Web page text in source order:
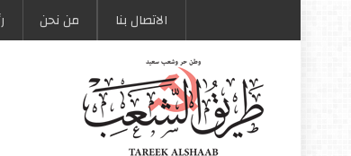
الاتصال بنا من نحن